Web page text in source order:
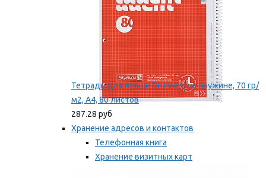
Тетрадь для левши Brunnen, на пружине, 70 гр/
м2, А4, 80 листов
287.28 руб
Хранение адресов и контактов
Телефонная книга
Хранение визитных карт